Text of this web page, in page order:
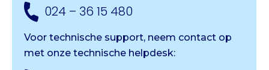
024 – 36 15 480
Voor technische support, neem contact op
met onze technische helpdesk: